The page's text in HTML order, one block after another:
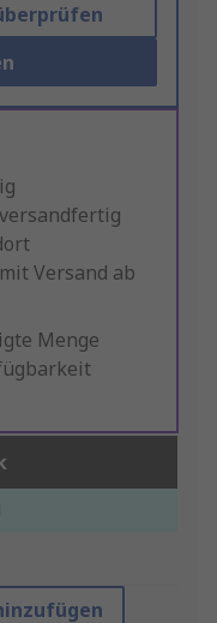
Versand ab
Menge